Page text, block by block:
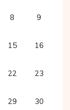
8 9
15 16
22 23
29 30